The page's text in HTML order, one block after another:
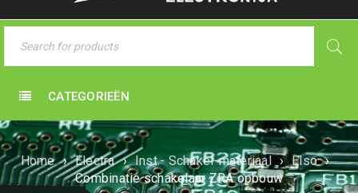
CATEGORIEËN
Home › Electra › Inst.- Schakel-materiaal › Elso ›
Combinatie schakelaar ZRA opbouw